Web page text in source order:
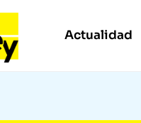
Actualidad